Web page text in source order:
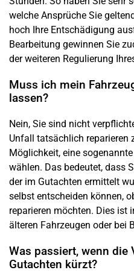
welche Ansprüche Sie
hoch Ihre Entschädigung
Bearbeitung gewinnen Sie
der weiteren Regulierung
Muss ich mein
lassen?
Nein, Sie sind nicht
Unfall tatsächlich reparieren
Möglichkeit, eine
wählen. Das bedeutet, dass
der im Gutachten ermittelt
selbst entscheiden können,
reparieren möchten. Dies ist
älteren Fahrzeugen oder bei
Was passiert, wenn die
Gutachten kürzt?